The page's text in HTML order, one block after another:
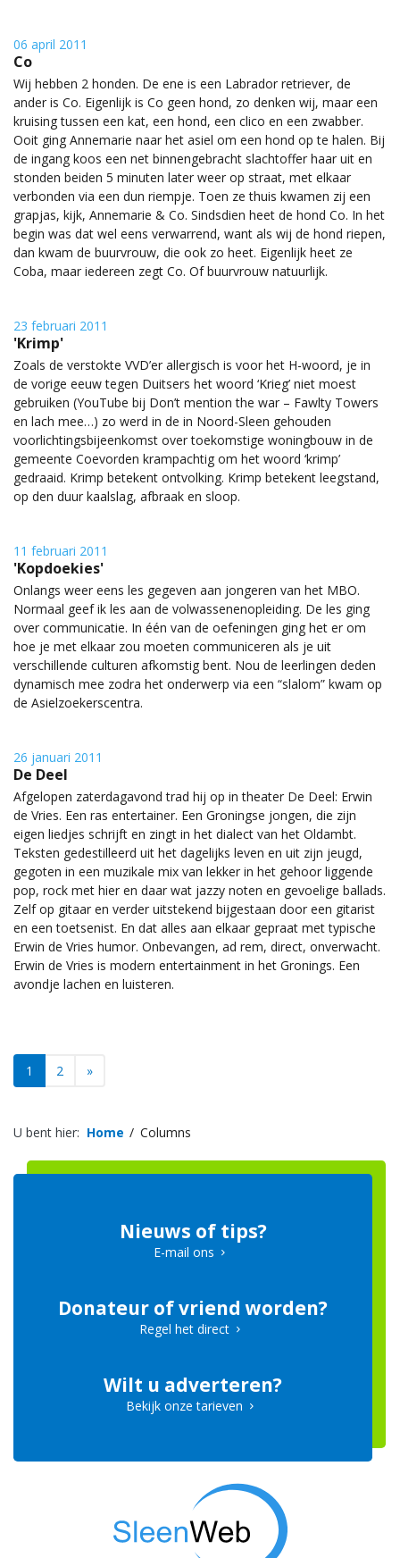
06 april 2011
Co
Wij hebben 2 honden. De ene is een Labrador retriever, de
ander is Co. Eigenlijk is Co geen hond, zo denken wij, maar een
kruising tussen een kat, een hond, een clico en een zwabber.
Ooit ging Annemarie naar het asiel om een hond op te halen. Bij
de ingang koos een net binnengebracht slachtoffer haar uit en
stonden beiden 5 minuten later weer op straat, met elkaar
verbonden via een dun riempje. Toen ze thuis kwamen zij een
grapjas, kijk, Annemarie & Co. Sindsdien heet de hond Co. In het
begin was dat wel eens verwarrend, want als wij de hond riepen,
dan kwam de buurvrouw, die ook zo heet. Eigenlijk heet ze
Coba, maar iedereen zegt Co. Of buurvrouw natuurlijk.
23 februari 2011
'Krimp'
Zoals de verstokte VVD’er allergisch is voor het H-woord, je in
de vorige eeuw tegen Duitsers het woord ‘Krieg’ niet moest
gebruiken (YouTube bij Don’t mention the war – Fawlty Towers
en lach mee…) zo werd in de in Noord-Sleen gehouden
voorlichtingsbijeenkomst over toekomstige woningbouw in de
gemeente Coevorden krampachtig om het woord ‘krimp’
gedraaid. Krimp betekent ontvolking. Krimp betekent leegstand,
op den duur kaalslag, afbraak en sloop.
11 februari 2011
'Kopdoekies'
Onlangs weer eens les gegeven aan jongeren van het MBO.
Normaal geef ik les aan de volwassenenopleiding. De les ging
over communicatie. In één van de oefeningen ging het er om
hoe je met elkaar zou moeten communiceren als je uit
verschillende culturen afkomstig bent. Nou de leerlingen deden
dynamisch mee zodra het onderwerp via een “slalom” kwam op
de Asielzoekerscentra.
26 januari 2011
De Deel
Afgelopen zaterdagavond trad hij op in theater De Deel: Erwin
de Vries. Een ras entertainer. Een Groningse jongen, die zijn
eigen liedjes schrijft en zingt in het dialect van het Oldambt.
Teksten gedestilleerd uit het dagelijks leven en uit zijn jeugd,
gegoten in een muzikale mix van lekker in het gehoor liggende
pop, rock met hier en daar wat jazzy noten en gevoelige ballads.
Zelf op gitaar en verder uitstekend bijgestaan door een gitarist
en een toetsenist. En dat alles aan elkaar gepraat met typische
Erwin de Vries humor. Onbevangen, ad rem, direct, onverwacht.
Erwin de Vries is modern entertainment in het Gronings. Een
avondje lachen en luisteren.
1 2 »
U bent hier: Home Columns
Nieuws of tips?
E-mail ons
Donateur of vriend worden?
Regel het direct
Wilt u adverteren?
Bekijk onze tarieven